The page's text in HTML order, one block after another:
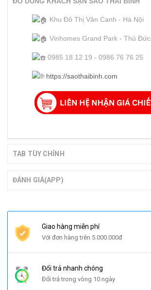
Khu Đô Thị Vân Canh - Hà Nội
Vinhomes Grand Park - Thủ Đức
0985 18 12 19 - 0986 76 76 25
https://saothaibinh.com
TAB TÙY CHỈNH
ĐÁNH GIÁ(APP)
Giao hàng miễn phí
Với đơn hàng trên 5.000.000đ
Đổi trả nhanh chóng
Đổi trả trong vòng 10 ngày